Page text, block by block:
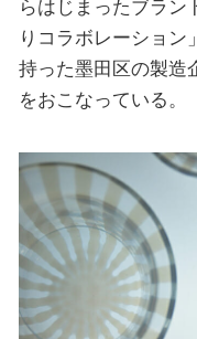
らはじまったブラン
りコラボレーション
持った墨田区の製造
をおこなっている。